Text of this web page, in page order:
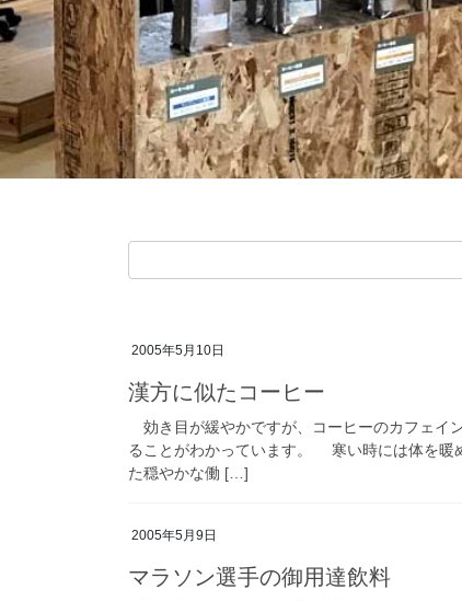
2005年5月10日
漢方に似たコーヒー
効き目が緩やかですが、コーヒーのカフェイ
ることがわかっています。 寒い時には体を暖
た穏やかな働 […]
2005年5月9日
マラソン選手の御用達飲料